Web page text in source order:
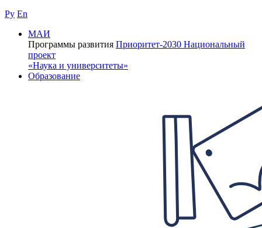
Ру En
МАИ
Программы развития Приоритет-2030 Национальный
проект
«Наука и университеты»
Образование